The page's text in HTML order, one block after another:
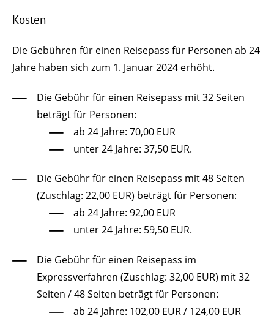
Kosten
Die Gebühren für einen Reisepass für Personen ab 24
Jahre haben sich zum 1. Januar 2024 erhöht.
Die Gebühr für einen Reisepass mit 32 Seiten
beträgt für Personen:
ab 24 Jahre: 70,00 EUR
unter 24 Jahre: 37,50 EUR.
Die Gebühr für einen Reisepass mit 48 Seiten
(Zuschlag: 22,00 EUR) beträgt für Personen:
ab 24 Jahre: 92,00 EUR
unter 24 Jahre: 59,50 EUR.
Die Gebühr für einen Reisepass im
Expressverfahren (Zuschlag: 32,00 EUR) mit 32
Seiten / 48 Seiten beträgt für Personen:
ab 24 Jahre: 102,00 EUR / 124,00 EUR